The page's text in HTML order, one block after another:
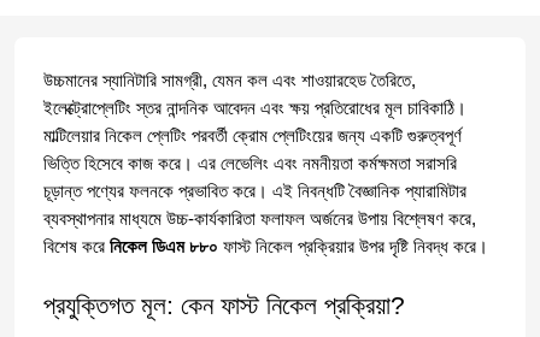
উচ্চমানের স্যানিটারি সামগ্রী, যেমন কল এবং শাওয়ারহেড তৈরিতে,
ইলেক্ট্রোপ্লেটিং স্তর নান্দনিক আবেদন এবং ক্ষয় প্রতিরোধের মূল চাবিকাঠি।
মাল্টিলেয়ার নিকেল প্লেটিং পরবর্তী ক্রোম প্লেটিংয়ের জন্য একটি গুরুত্বপূর্ণ
ভিত্তি হিসেবে কাজ করে। এর লেভেলিং এবং নমনীয়তা কর্মক্ষমতা সরাসরি
চূড়ান্ত পণ্যের ফলনকে প্রভাবিত করে। এই নিবন্ধটি বৈজ্ঞানিক প্যারামিটার
ব্যবস্থাপনার মাধ্যমে উচ্চ-কার্যকারিতা ফলাফল অর্জনের উপায় বিশ্লেষণ করে,
বিশেষ করে নিকেল ডিএম ৮৮০ ফাস্ট নিকেল প্রক্রিয়ার উপর দৃষ্টি নিবদ্ধ করে।
প্রযুক্তিগত মূল: কেন ফাস্ট নিকেল প্রক্রিয়া?